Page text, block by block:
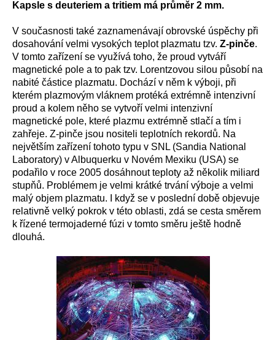
Kapsle s deuteriem a tritiem má průměr 2 mm.
V současnosti také zaznamenávají obrovské úspěchy při
dosahování velmi vysokých teplot plazmatu tzv. Z-pinče.
V tomto zařízení se využívá toho, že proud vytváří
magnetické pole a to pak tzv. Lorentzovou silou působí na
nabité částice plazmatu. Dochází v něm k výboji, při
kterém plazmovým vláknem protéká extrémně intenzivní
proud a kolem něho se vytvoří velmi intenzivní
magnetické pole, které plazmu extrémně stlačí a tím i
zahřeje. Z-pinče jsou nositeli teplotních rekordů. Na
největším zařízení tohoto typu v SNL (Sandia National
Laboratory) v Albuquerku v Novém Mexiku (USA) se
podařilo v roce 2005 dosáhnout teploty až několik miliard
stupňů. Problémem je velmi krátké trvání výboje a velmi
malý objem plazmatu. I když se v poslední době objevuje
relativně velký pokrok v této oblasti, zdá se cesta směrem
k řízené termojaderné fúzi v tomto směru ještě hodně
dlouhá.